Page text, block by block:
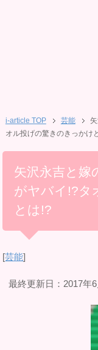
i-article TOP 芸能
オル投げの驚きのきっかけ
矢沢永吉と嫁
がヤバイ!?タ
とは!?
[芸能]
最終更新日：2017年